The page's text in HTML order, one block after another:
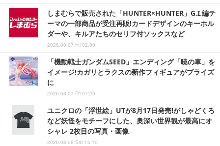
しまむらで販売された「HUNTER×HUNTER」G.I.編テ
ーマの一部商品が受注再販!カードデザインのキーホル
ダーや、キルアたちのセリフ付ソックスなど
2026.08.07 Fri 02:00
「機動戦士ガンダムSEED」エンディング「暁の車」を
イメージ!カガリとラクスの新作フィギュアがプライズ
に
2026.08.07 Fri 07:20
ユニクロの「浮世絵」UTが8月17日発売!がしゃどくろ
など妖怪をモチーフにした、奥深い世界観が最高にオ
シャレ 2枚目の写真・画像
2026.08.08 Sat 15:10